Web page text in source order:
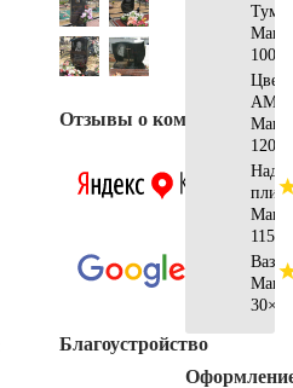
Отзывы о компании
Благоустройство
плита
Ваза
30×15